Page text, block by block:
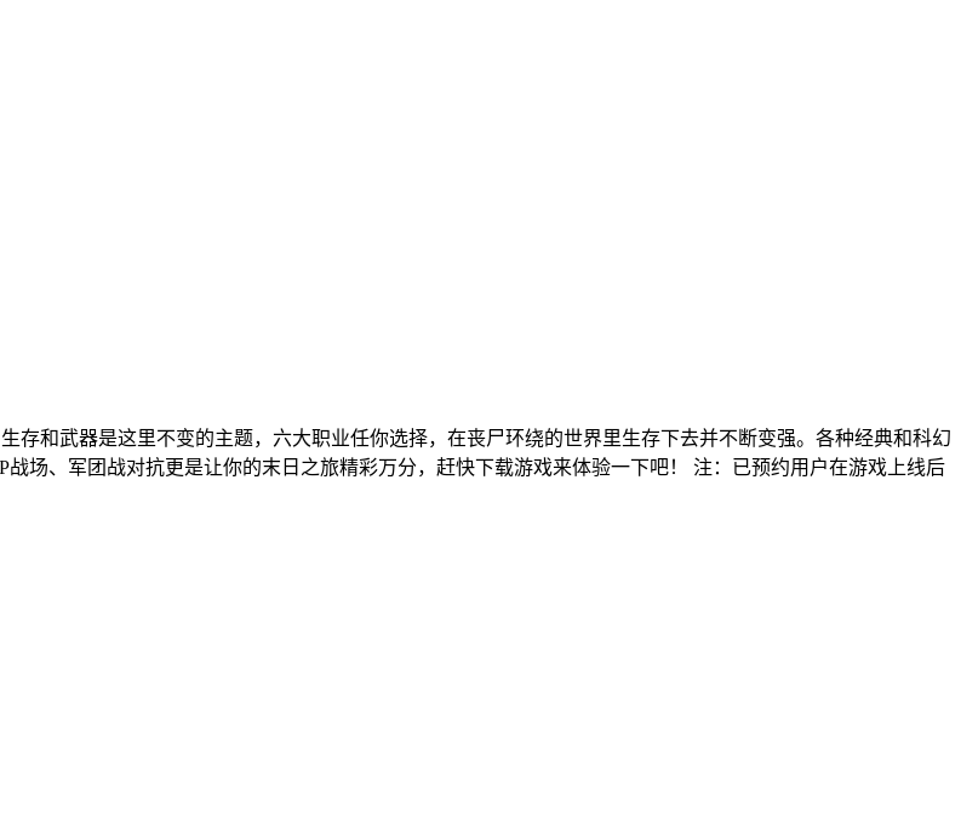
存和武器是这里不变的主题，六大职业任你选择，在丧尸环绕的世界里生存下去并不断变强。各种经典和科幻
场、军团战对抗更是让你的末日之旅精彩万分，赶快下载游戏来体验一下吧！ 注：已预约用户在游戏上线后